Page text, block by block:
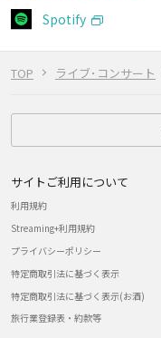
TOP ライブ･コンサート
Spotify
サイトご利用について
利用規約
Streaming+利用規約
プライバシーポリシー
特定商取引法に基づく表示
特定商取引法に基づく表示(お酒)
旅行業登録表・約款等